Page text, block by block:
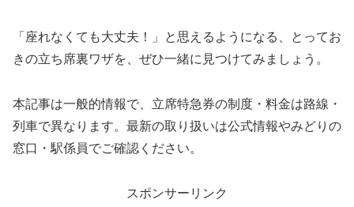
「座れなくても大丈夫！」と思えるようになる、とってお
きの立ち席裏ワザを、ぜひ一緒に見つけてみましょう。
本記事は一般的情報で、立席特急券の制度・料金は路線・
列車で異なります。最新の取り扱いは公式情報やみどりの
窓口・駅係員でご確認ください。
スポンサーリンク